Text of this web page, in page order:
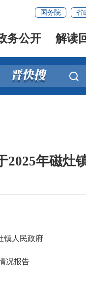
国务院 省
务公开 解读
年磁灶
镇人民政府
况报告